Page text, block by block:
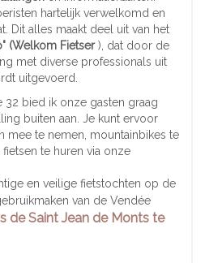
hartelijk verwelkomd en
Dit alles maakt deel uit van het
(Welkom Fietser), dat door de
met diverse professionals uit
uitgevoerd.
32 bied ik onze gasten graag
buiten aan. Je kunt ervoor
mee te nemen, mountainbikes te
te huren via onze
en veilige fietstochten op de
van de Vendée
de Saint Jean de Monts te